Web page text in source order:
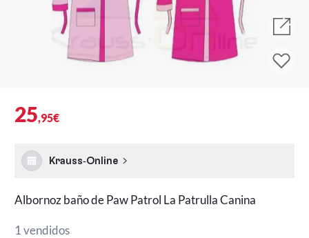
25,95€
Krauss-Online
Albornoz baño de Paw Patrol La Patrulla Canina
1 vendidos